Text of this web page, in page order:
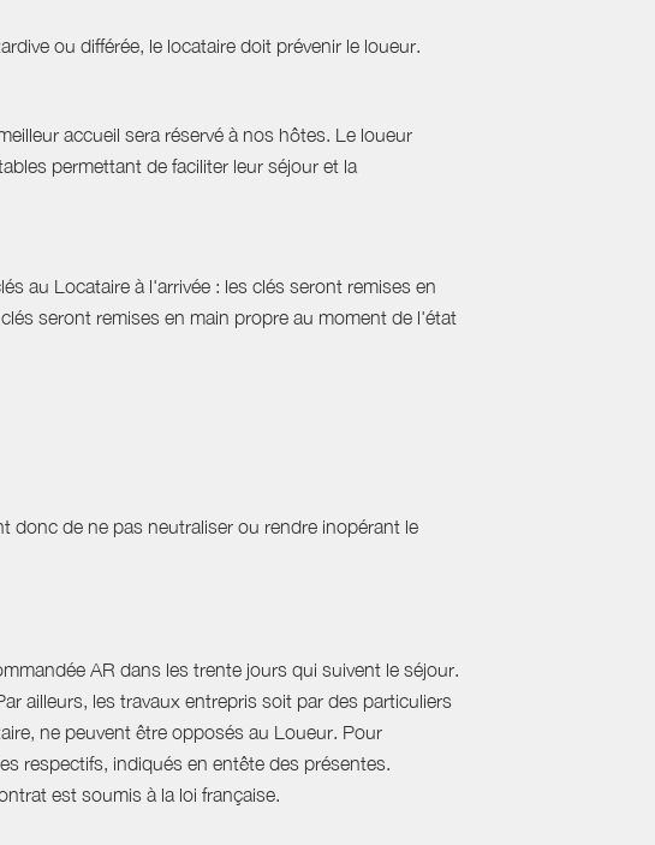
ou différée, le locataire doit prévenir le loueur.
accueil sera réservé à nos hôtes. Le loueur
permettant de faciliter leur séjour et la
au Locataire à l'arrivée : les clés seront remises en
seront remises en main propre au moment de l'état
donc de ne pas neutraliser ou rendre inopérant le
AR dans les trente jours qui suivent le séjour.
ailleurs, les travaux entrepris soit par des particuliers
ne peuvent être opposés au Loueur. Pour
respectifs, indiqués en entête des présentes.
est soumis à la loi française.